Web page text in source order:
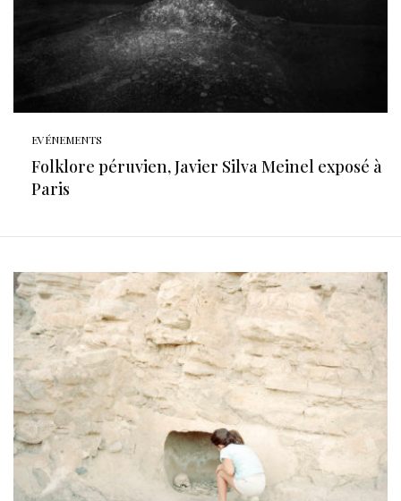
EVÉNEMENTS
Folklore péruvien, Javier Silva Meinel exposé à
Paris